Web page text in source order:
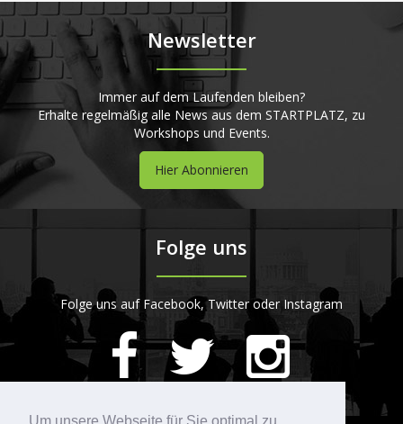
Newsletter
Immer auf dem Laufenden bleiben?
Erhalte regelmäßig alle News aus dem STARTPLATZ, zu
Workshops und Events.
Hier Abonnieren
Folge uns
Folge uns auf Facebook, Twitter oder Instagram
420Bewertungen auf ProvenExpert.com